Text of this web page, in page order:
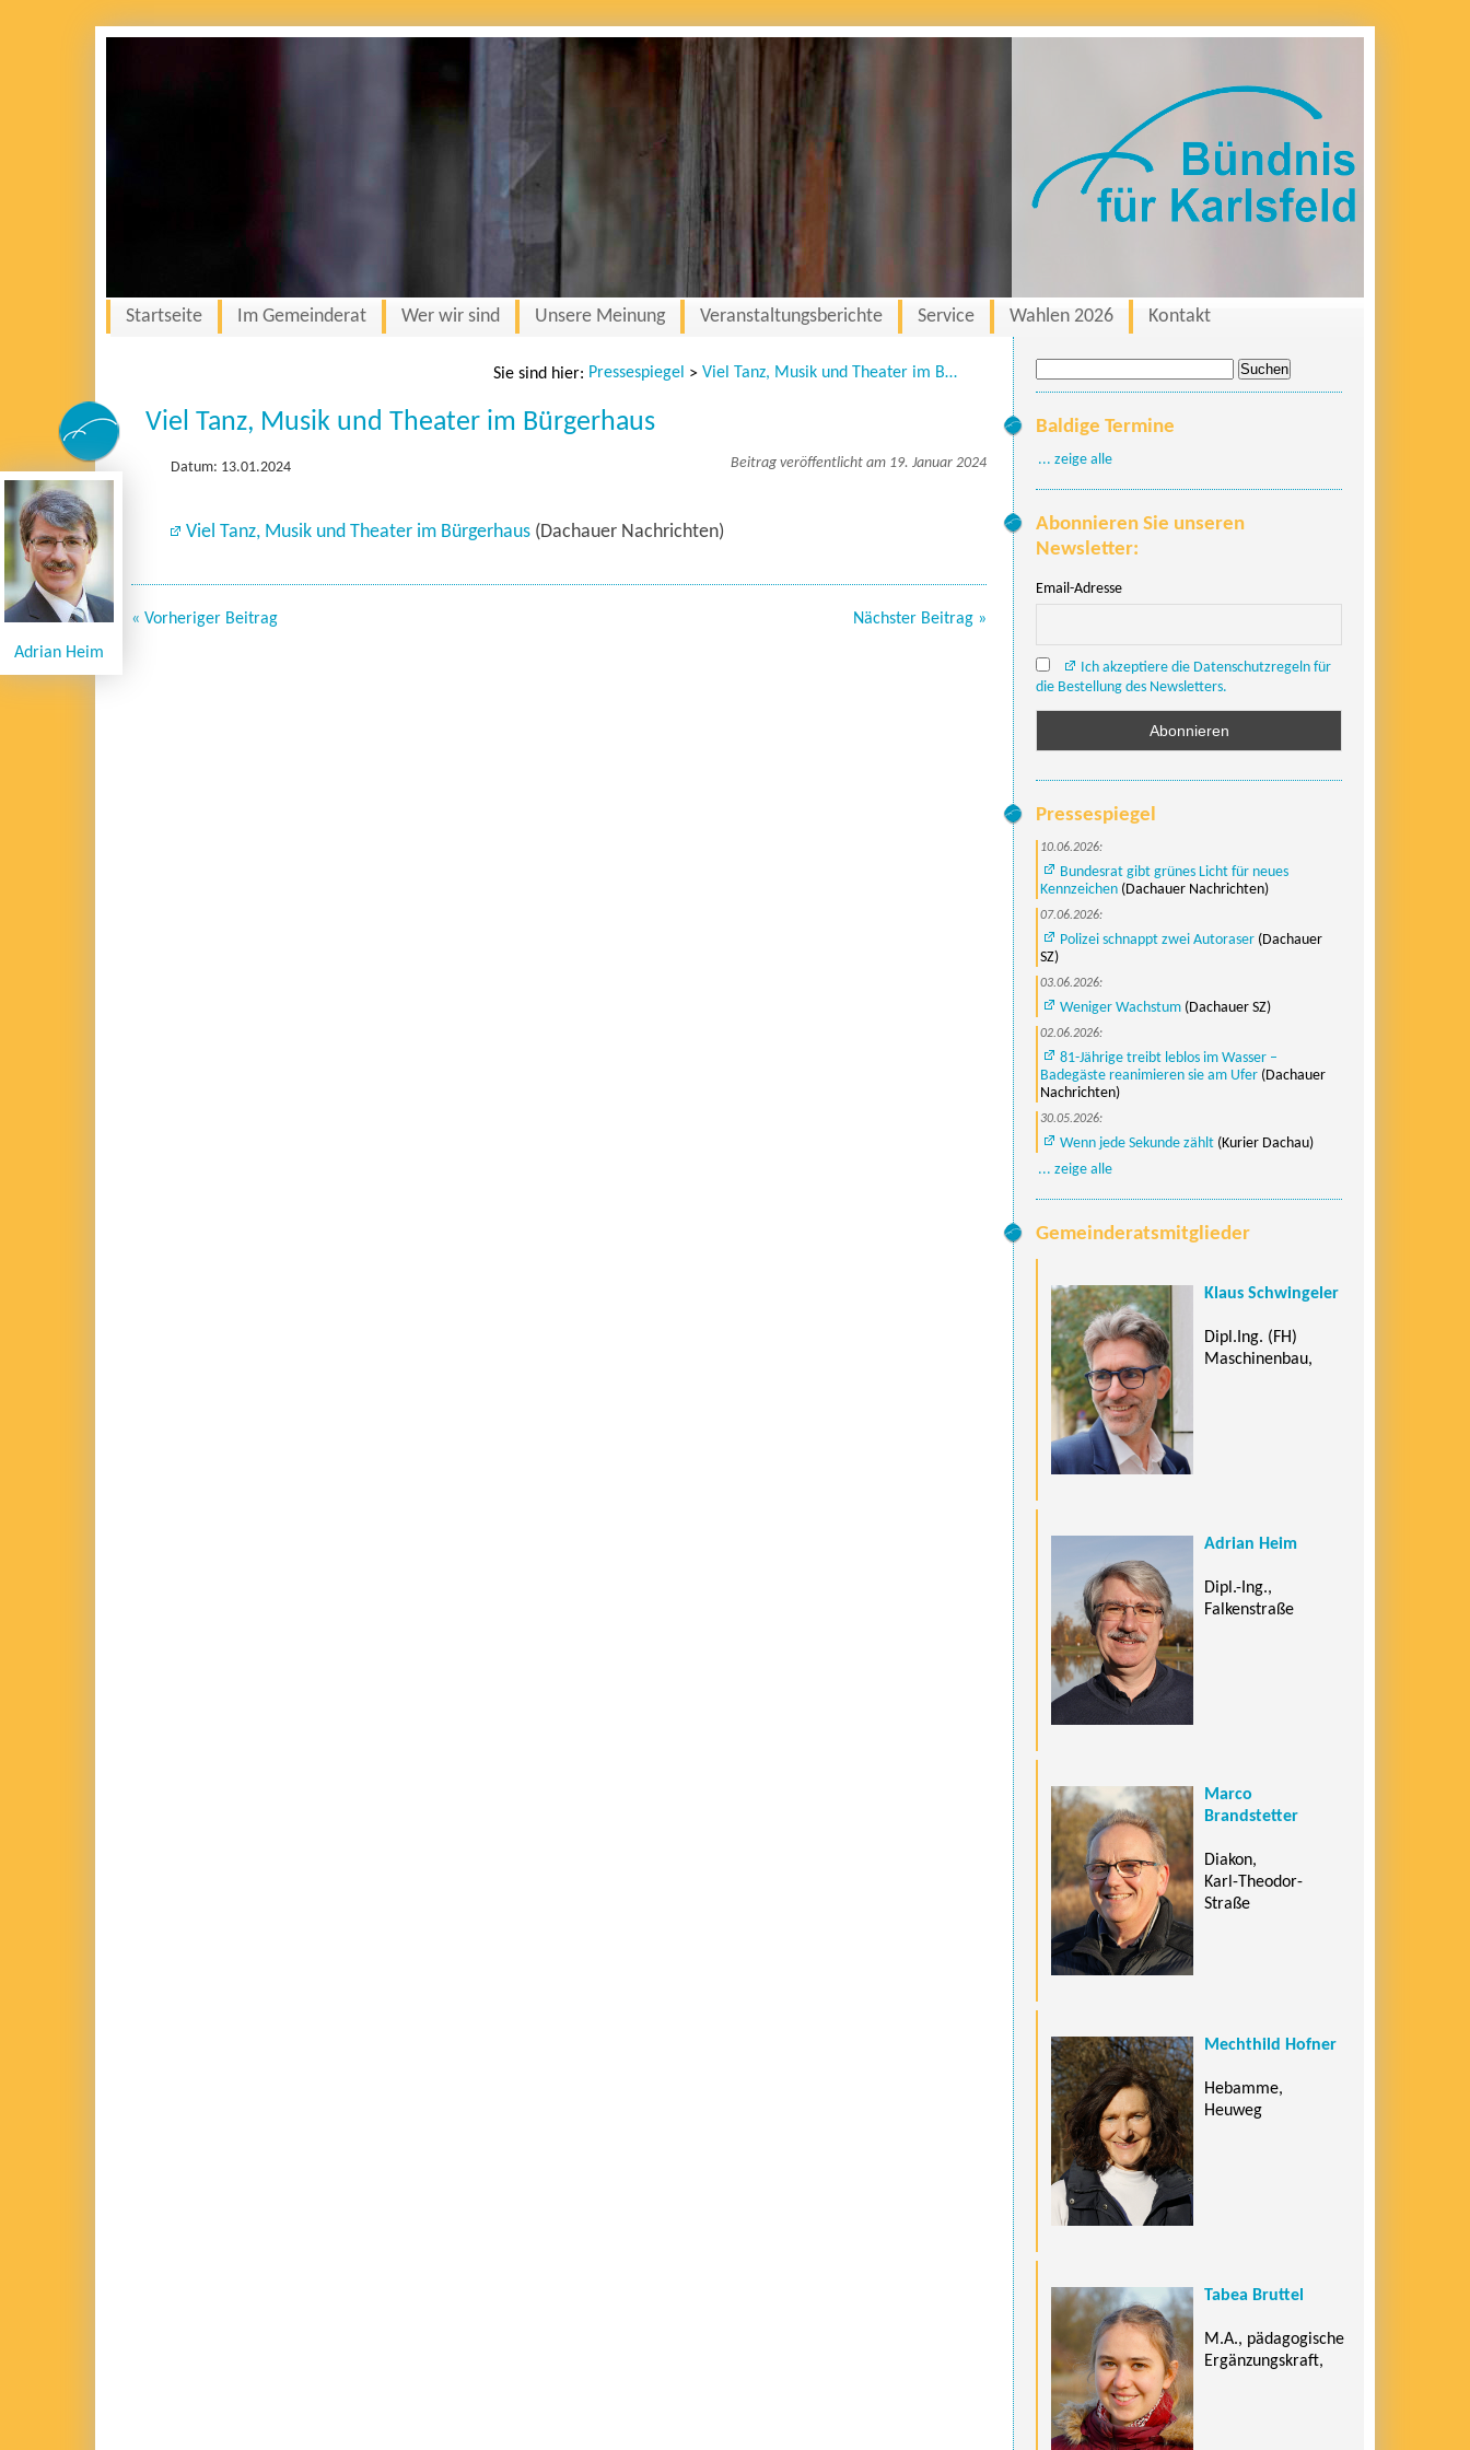
Startseite Im Gemeinderat Wer wir sind Unsere Meinung Veranstaltungsberichte Service Wahlen 2026 Kontakt
Sie sind hier: Pressespiegel > Viel Tanz, Musik und Theater im Bürgerhaus
Viel Tanz, Musik und Theater im Bürgerhaus
Datum: 13.01.2024 Beitrag veröffentlicht am 19. Januar 2024
Adrian Heim
Viel Tanz, Musik und Theater im Bürgerhaus (Dachauer Nachrichten)
« Vorheriger Beitrag Nächster Beitrag »
nach:
Baldige Termine
... zeige alle
Abonnieren Sie unseren
Newsletter:
Email-Adresse
Ich akzeptiere die Datenschutzregeln für
die Bestellung des Newsletters.
Pressespiegel
10.06.2026:
Bundesrat gibt grünes Licht für neues
Kennzeichen (Dachauer Nachrichten)
07.06.2026:
Polizei schnappt zwei Autoraser (Dachauer
SZ)
03.06.2026:
Weniger Wachstum (Dachauer SZ)
02.06.2026:
81-Jährige treibt leblos im Wasser –
Badegäste reanimieren sie am Ufer (Dachauer
Nachrichten)
30.05.2026:
Wenn jede Sekunde zählt (Kurier Dachau)
... zeige alle
Gemeinderatsmitglieder
Klaus Schwingeler
Dipl.Ing. (FH)
Maschinenbau,
Adrian Heim
Dipl.-Ing.,
Falkenstraße
Marco
Brandstetter
Diakon,
Karl-Theodor-
Straße
Mechthild Hofner
Hebamme,
Heuweg
Tabea Bruttel
M.A., pädagogische
Ergänzungskraft,